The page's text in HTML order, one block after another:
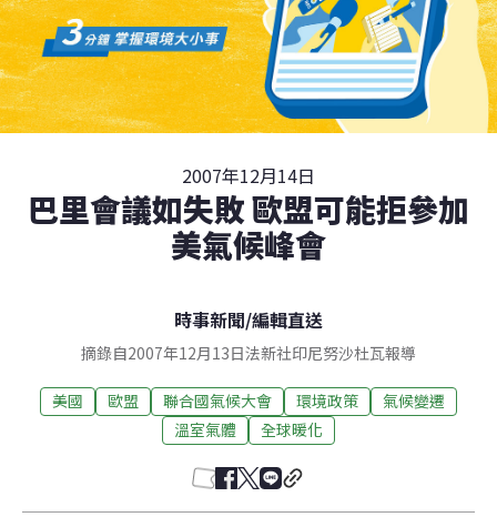
2007年12月14日
巴里會議如失敗 歐盟可能拒參加
美氣候峰會
時事新聞/編輯直送
摘錄自2007年12月13日法新社印尼努沙杜瓦報導
美國 歐盟 聯合國氣候大會 環境政策
氣候變遷
溫室氣體
全球暖化